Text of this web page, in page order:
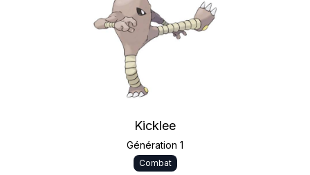
Kicklee
Génération 1
Combat